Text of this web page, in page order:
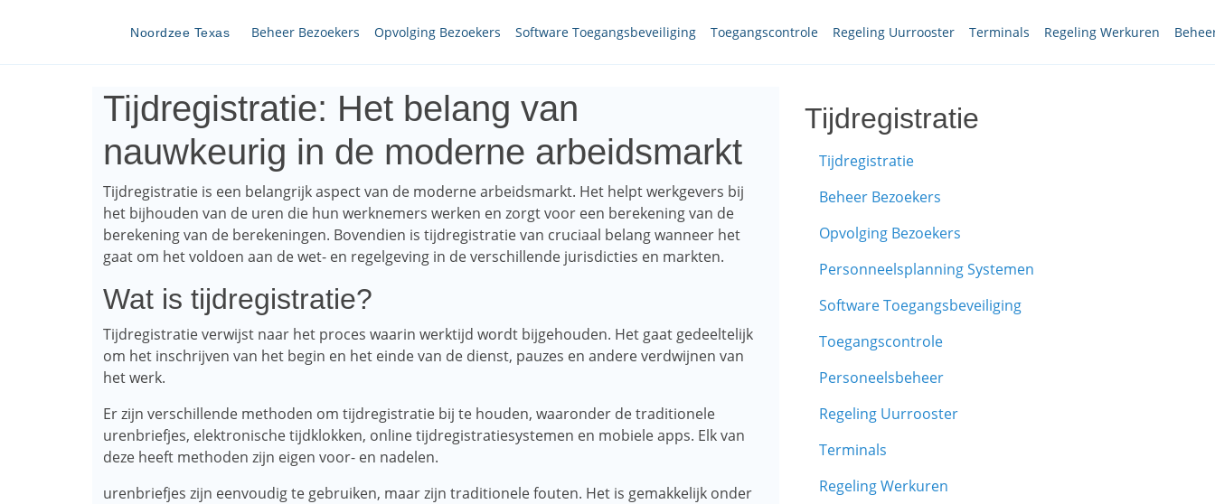
Noordzee Texas Beheer Bezoekers Opvolging Bezoekers Software Toegangsbeveiliging Toegangscontrole Regeling Uurrooster Terminals Regeling Werkuren
Tijdregistratie: Het belang van
nauwkeurig in de moderne arbeidsmarkt
Tijdregistratie is een belangrijk aspect van de moderne arbeidsmarkt. Het helpt werkgevers bij
het bijhouden van de uren die hun werknemers werken en zorgt voor een berekening van de
berekening van de berekeningen. Bovendien is tijdregistratie van cruciaal belang wanneer het
gaat om het voldoen aan de wet- en regelgeving in de verschillende jurisdicties en markten.
Wat is tijdregistratie?
Tijdregistratie verwijst naar het proces waarin werktijd wordt bijgehouden. Het gaat gedeeltelijk
om het inschrijven van het begin en het einde van de dienst, pauzes en andere verdwijnen van
het werk.
Er zijn verschillende methoden om tijdregistratie bij te houden, waaronder de traditionele
urenbriefjes, elektronische tijdklokken, online tijdregistratiesystemen en mobiele apps. Elk van
deze heeft methoden zijn eigen voor- en nadelen.
urenbriefjes zijn eenvoudig te gebruiken, maar zijn traditionele fouten. Het is gemakkelijk onder
Tijdregistratie
Tijdregistratie
Beheer Bezoekers
Opvolging Bezoekers
Personneelsplanning Systemen
Software Toegangsbeveiliging
Toegangscontrole
Personeelsbeheer
Regeling Uurrooster
Terminals
Regeling Werkuren